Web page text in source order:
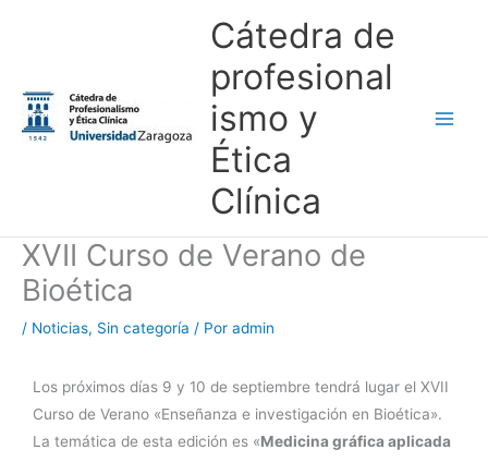
Cátedra de
profesional
ismo y
Ética
Clínica
XVII Curso de Verano de
Bioética
/ Noticias, Sin categoría / Por admin
Los próximos días 9 y 10 de septiembre tendrá lugar el XVII
Curso de Verano «Enseñanza e investigación en Bioética».
La temática de esta edición es «Medicina gráfica aplicada